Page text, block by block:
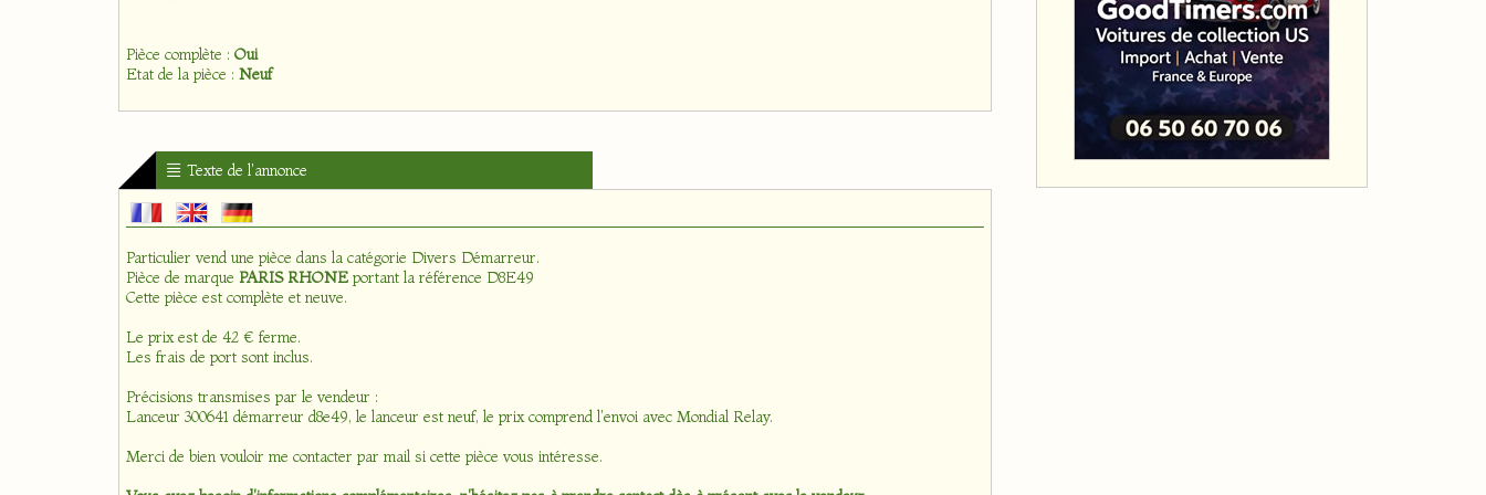
Pièce complète : Oui
Etat de la pièce : Neuf
Texte de l'annonce
Particulier vend une pièce dans la catégorie Divers Démarreur.
Pièce de marque PARIS RHONE portant la référence D8E49
Cette pièce est complète et neuve.
Le prix est de 42 € ferme.
Les frais de port sont inclus.
Précisions transmises par le vendeur :
Lanceur 300641 démarreur d8e49, le lanceur est neuf, le prix comprend l'envoi avec Mondial Relay.
Merci de bien vouloir me contacter par mail si cette pièce vous intéresse.